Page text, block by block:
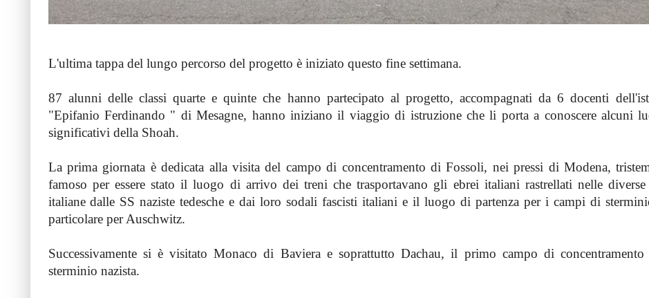
L'ultima tappa del lungo percorso del progetto è iniziato questo fine settimana.
87 alunni delle classi quarte e quinte che hanno partecipato al progetto, accompagnati da 6 docenti
"Epifanio Ferdinando " di Mesagne, hanno iniziano il viaggio di istruzione che li porta a conoscere alcuni
significativi della Shoah.
La prima giornata è dedicata alla visita del campo di concentramento di Fossoli, nei pressi di Modena,
famoso per essere stato il luogo di arrivo dei treni che trasportavano gli ebrei italiani rastrellati nelle diverse
italiane dalle SS naziste tedesche e dai loro sodali fascisti italiani e il luogo di partenza per i campi di
particolare per Auschwitz.
Successivamente si è visitato Monaco di Baviera e soprattutto Dachau, il primo campo di
sterminio nazista.